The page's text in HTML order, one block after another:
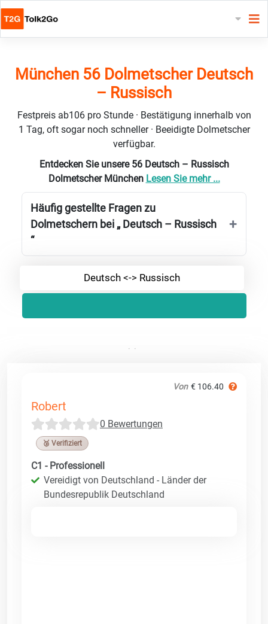
München 56 Dolmetscher Deutsch
– Russisch
Festpreis ab106 pro Stunde · Bestätigung innerhalb von
1 Tag, oft sogar noch schneller · Beeidigte Dolmetscher
verfügbar.
Entdecken Sie unsere 56 Deutsch – Russisch
Dolmetscher München Lesen Sie mehr ...
Häufig gestellte Fragen zu
Dolmetschern bei „ Deutsch – Russisch
“
Deutsch <-> Russisch
Von € 106.40
Robert
0 Bewertungen
🥉 Verifiziert
C1 - Professionell
Vereidigt von Deutschland - Länder der
Bundesrepublik Deutschland